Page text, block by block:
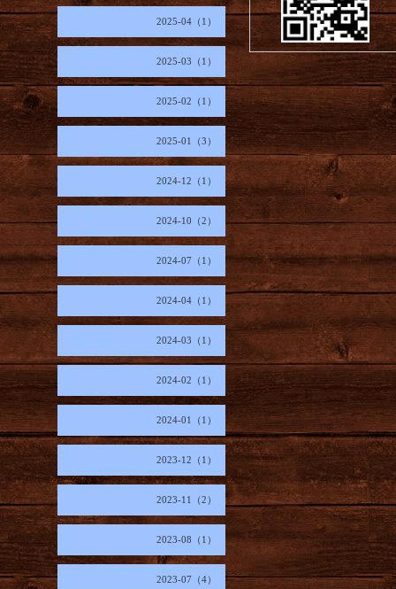
2025-04（1）
2025-03（1）
2025-02（1）
2025-01（3）
2024-12（1）
2024-10（2）
2024-07（1）
2024-04（1）
2024-03（1）
2024-02（1）
2024-01（1）
2023-12（1）
2023-11（2）
2023-08（1）
2023-07（4）